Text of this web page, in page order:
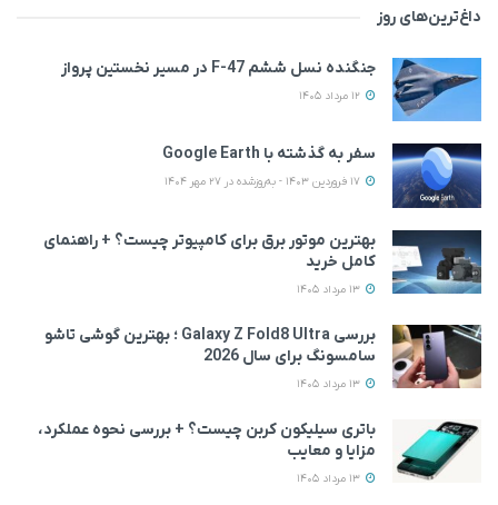
داغ‌ترین‌های روز
جنگنده نسل ششم F-47 در مسیر نخستین پرواز
سفر به گذشته با Google Earth
بهترین موتور برق برای کامپیوتر چیست؟ + راهنمای
کامل خرید
بررسی Galaxy Z Fold8 Ultra ؛ بهترین گوشی تاشو
سامسونگ برای سال 2026
باتری سیلیکون کربن چیست؟ + بررسی نحوه عملکرد،
مزایا و معایب